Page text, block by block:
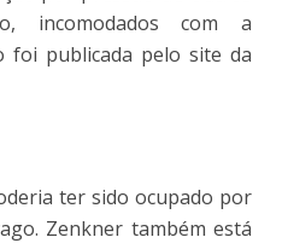
incomodados com a
foi publicada pelo site da
ter sido ocupado por
Zenkner também está